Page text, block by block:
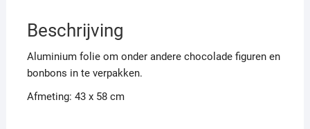
Beschrijving
Aluminium folie om onder andere chocolade figuren en
bonbons in te verpakken.
Afmeting: 43 x 58 cm